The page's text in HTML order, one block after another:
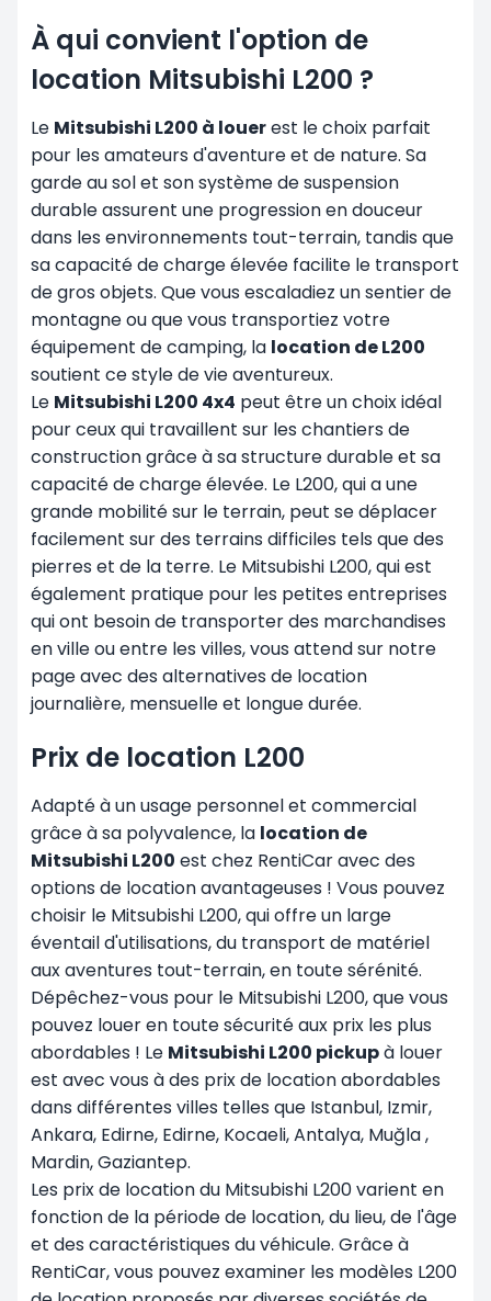
À qui convient l'option de
location Mitsubishi L200 ?
Le Mitsubishi L200 à louerest le choix parfait
pour les amateurs d'aventure et de nature. Sa
garde au sol et son système de suspension
durable assurent une progression en douceur
dans les environnements tout-terrain, tandis que
sa capacité de charge élevée facilite le transport
de gros objets. Que vous escaladiez un sentier de
montagne ou que vous transportiez votre
équipement de camping, la location de L200
soutient ce style de vie aventureux.
Le Mitsubishi L200 4x4 peut être un choix idéal
pour ceux qui travaillent sur les chantiers de
construction grâce à sa structure durable et sa
capacité de charge élevée. Le L200, qui a une
grande mobilité sur le terrain, peut se déplacer
facilement sur des terrains difficiles tels que des
pierres et de la terre. Le Mitsubishi L200, qui est
également pratique pour les petites entreprises
qui ont besoin de transporter des marchandises
en ville ou entre les villes, vous attend sur notre
page avec des alternatives de location
journalière, mensuelle et longue durée.
Prix de location L200
Adapté à un usage personnel et commercial
grâce à sa polyvalence, la location de
Mitsubishi L200 est chez RentiCar avec des
options de location avantageuses ! Vous pouvez
choisir le Mitsubishi L200, qui offre un large
éventail d'utilisations, du transport de matériel
aux aventures tout-terrain, en toute sérénité.
Dépêchez-vous pour le Mitsubishi L200, que vous
pouvez louer en toute sécurité aux prix les plus
abordables ! Le Mitsubishi L200 pickupà louer
est avec vous à des prix de location abordables
dans différentes villes telles que Istanbul, Izmir,
Ankara, Edirne, Edirne, Kocaeli, Antalya, Muğla,
Mardin,Gaziantep.
Les prix de location du Mitsubishi L200 varient en
fonction de la période de location, du lieu, de l'âge
et des caractéristiques du véhicule. Grâce à
RentiCar, vous pouvez examiner les modèles L200